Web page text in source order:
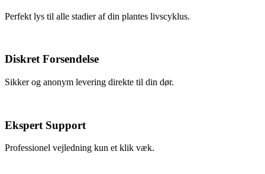
Perfekt lys til alle stadier af din plantes livscyklus.
Diskret Forsendelse
Sikker og anonym levering direkte til din dør.
Ekspert Support
Professionel vejledning kun et klik væk.